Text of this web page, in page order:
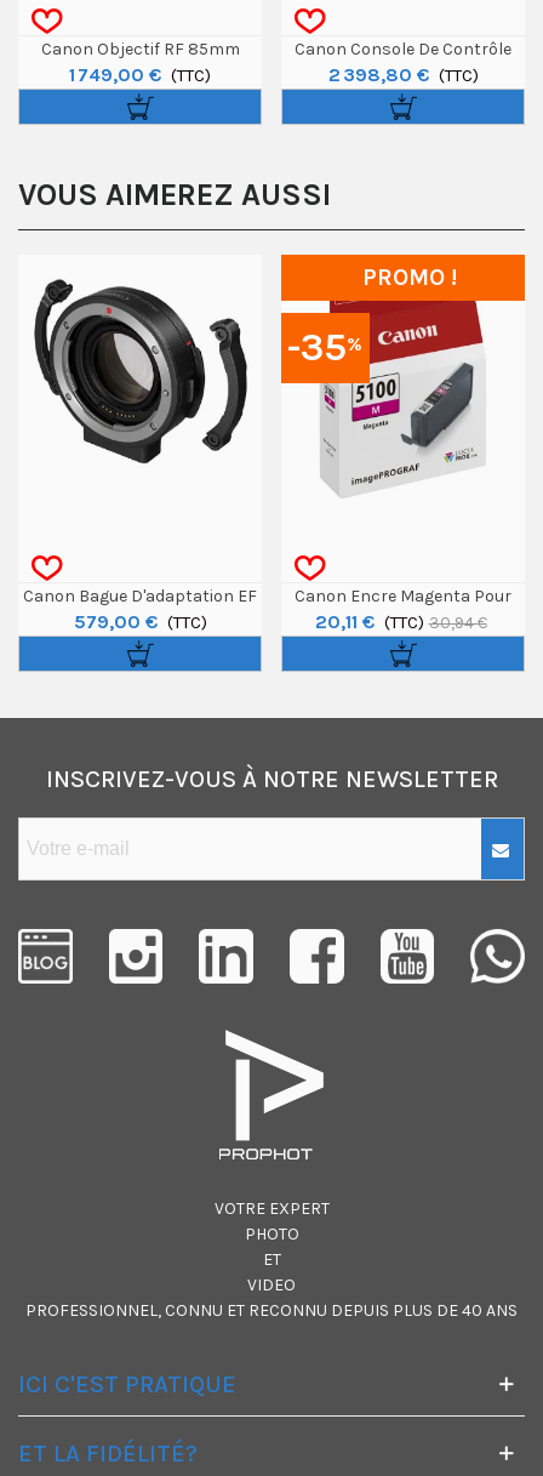
Canon Objectif RF 85mm
F/1.4L VCM
1 749,00 € (TTC)
Canon Console De Contrôle
PTZ RC-IP300
2 398,80 € (TTC)
VOUS AIMEREZ AUSSI
Canon Bague D'adaptation EF
Vers RF Pour EOS C70
579,00 € (TTC)
-35%
PROMO !
Canon Encre Magenta Pour
Prograf Pro-310 - 14,4ml
20,11 € (TTC) 30,94 €
INSCRIVEZ-VOUS À NOTRE NEWSLETTER
VOTRE EXPERT
PHOTO
ET
VIDEO
PROFESSIONNEL, CONNU ET RECONNU DEPUIS PLUS DE 40 ANS
ICI C'EST PRATIQUE
ET LA FIDÉLITÉ?